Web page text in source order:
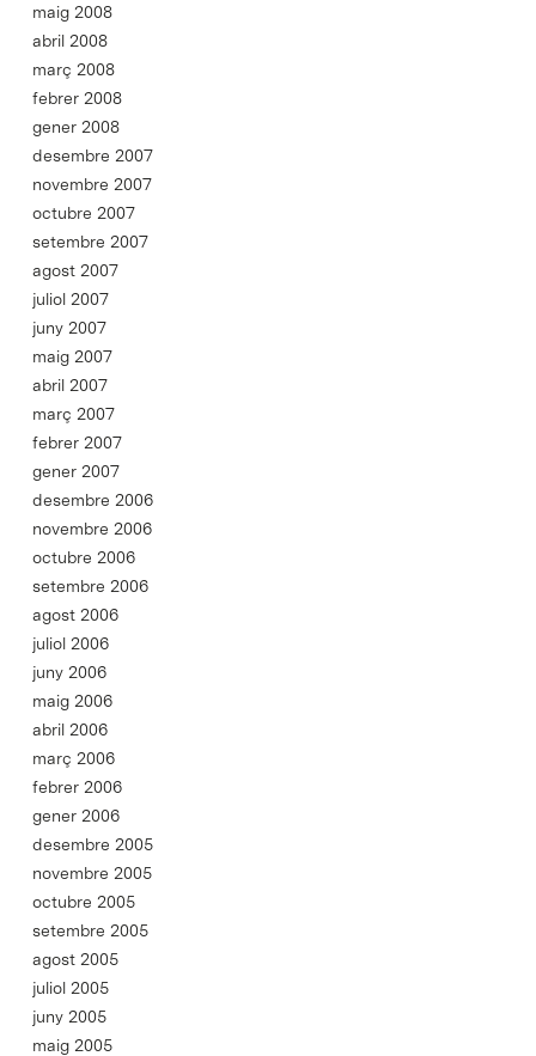
maig 2008
abril 2008
març 2008
febrer 2008
gener 2008
desembre 2007
novembre 2007
octubre 2007
setembre 2007
agost 2007
juliol 2007
juny 2007
maig 2007
abril 2007
març 2007
febrer 2007
gener 2007
desembre 2006
novembre 2006
octubre 2006
setembre 2006
agost 2006
juliol 2006
juny 2006
maig 2006
abril 2006
març 2006
febrer 2006
gener 2006
desembre 2005
novembre 2005
octubre 2005
setembre 2005
agost 2005
juliol 2005
juny 2005
maig 2005